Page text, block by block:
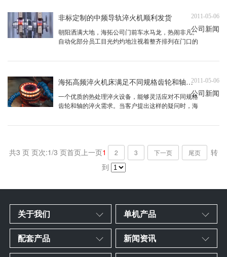
中，我们得知他之前已有长期合作的供应商，但由于
对方提供的数控高频淬火机 ...
非标定制的中频导轨淬火机顺利发货 2011-05-06
公司新闻
朝阳洒满大地，海拓公司门前车水马龙，热闹非凡。
自动化部分员工目光灼灼地注视着整齐排列在门口的
海拓的精湛技艺，更是对美好未来的坚定信心与憧
的出货都凝聚了所有同仁的辛勤付出与智慧结晶。这
款机器在设计之初就充分考虑 ...
海拓高频淬火机床满足不同规格齿轮和轴的淬火需求2011-05-06
公司新闻
一个优质的热处理淬火设备，能够灵活应对不同规格
齿轮和轴的淬火需求。当客户提出这样的疑问时，海
车齿轮淬火，我们的设备不仅能胜任，更能通过精确
为了验证我们的设备性能， ...
共3 页 页次:1/3 页首页上一页1 2 3 下一页 尾页
转
到
关于我们 单机产品
配套产品 新闻资讯